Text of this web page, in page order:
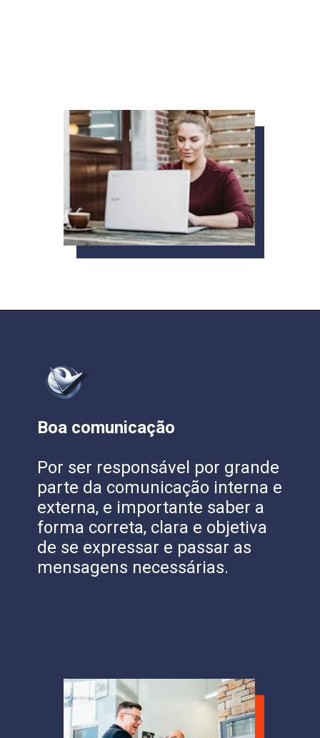
Boa comunicação
Por ser responsável por grande
parte da comunicação interna e
externa, e importante saber a
forma correta, clara e objetiva
de se expressar e passar as
mensagens necessárias.